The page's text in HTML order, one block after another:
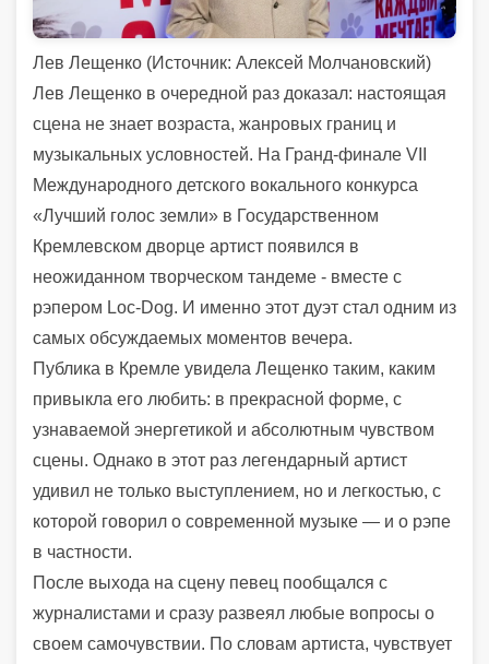
Лев Лещенко (Источник: Алексей Молчановский)
Лев Лещенко в очередной раз доказал: настоящая
сцена не знает возраста, жанровых границ и
музыкальных условностей. На Гранд-финале VII
Международного детского вокального конкурса
«Лучший голос земли» в Государственном
Кремлевском дворце артист появился в
неожиданном творческом тандеме - вместе с
рэпером Loc-Dog. И именно этот дуэт стал одним из
самых обсуждаемых моментов вечера.
Публика в Кремле увидела Лещенко таким, каким
привыкла его любить: в прекрасной форме, с
узнаваемой энергетикой и абсолютным чувством
сцены. Однако в этот раз легендарный артист
удивил не только выступлением, но и легкостью, с
которой говорил о современной музыке — и о рэпе
в частности.
После выхода на сцену певец пообщался с
журналистами и сразу развеял любые вопросы о
своем самочувствии. По словам артиста, чувствует